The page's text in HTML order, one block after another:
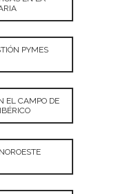
PYMES
EL CAMPO DE